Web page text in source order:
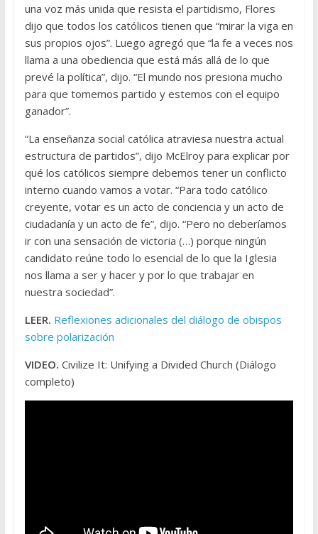
una voz más unida que resista el partidismo, Flores
dijo que todos los católicos tienen que “mirar la viga en
sus propios ojos”. Luego agregó que “la fe a veces nos
llama a una obediencia que está más allá de lo que
prevé la política”, dijo. “El mundo nos presiona mucho
para que tomemos partido y estemos con el equipo
ganador”.
“La enseñanza social católica atraviesa nuestra actual
estructura de partidos”, dijo McElroy para explicar por
qué los católicos siempre debemos tener un conflicto
interno cuando vamos a votar. “Para todo católico
creyente, votar es un acto de conciencia y un acto de
ciudadanía y un acto de fe”, dijo. “Pero no deberíamos
ir con una sensación de victoria (…) porque ningún
candidato reúne todo lo esencial de lo que la Iglesia
nos llama a ser y hacer y por lo que trabajar en
nuestra sociedad”.
LEER. Reflexiones adicionales del diálogo de obispos
sobre polarización
VIDEO. Civilize It: Unifying a Divided Church (Diálogo
completo)